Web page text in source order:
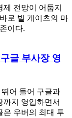
전망이 어둡지
로 빌 게이츠의 마
이다.
글 부사장 영
어 들어 구글과
까지 영입하면서
은 우버의 최대 투